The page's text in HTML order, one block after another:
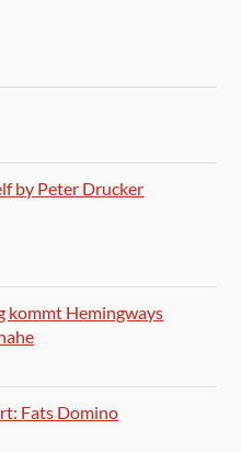
by Peter Drucker
kommt Hemingways
Fats Domino